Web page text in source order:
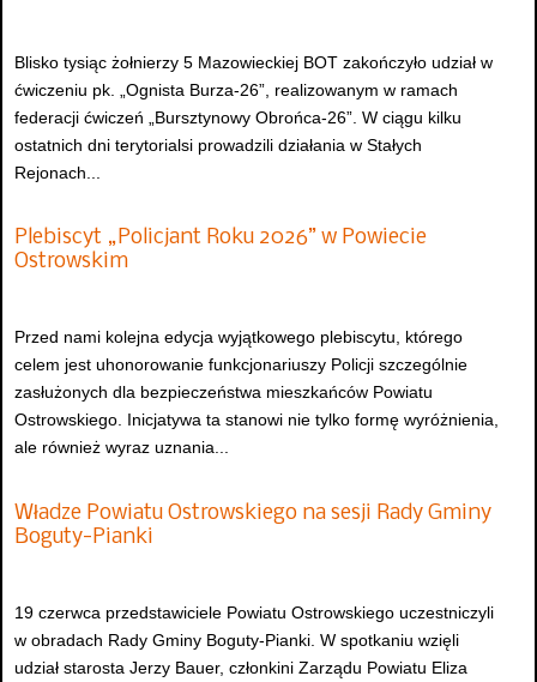
Blisko tysiąc żołnierzy 5 Mazowieckiej BOT zakończyło udział w
ćwiczeniu pk. „Ognista Burza-26”, realizowanym w ramach
federacji ćwiczeń „Bursztynowy Obrońca-26”. W ciągu kilku
ostatnich dni terytorialsi prowadzili działania w Stałych
Rejonach...
Plebiscyt „Policjant Roku 2026” w Powiecie
Ostrowskim
Przed nami kolejna edycja wyjątkowego plebiscytu, którego
celem jest uhonorowanie funkcjonariuszy Policji szczególnie
zasłużonych dla bezpieczeństwa mieszkańców Powiatu
Ostrowskiego. Inicjatywa ta stanowi nie tylko formę wyróżnienia,
ale również wyraz uznania...
Władze Powiatu Ostrowskiego na sesji Rady Gminy
Boguty-Pianki
19 czerwca przedstawiciele Powiatu Ostrowskiego uczestniczyli
w obradach Rady Gminy Boguty-Pianki. W spotkaniu wzięli
udział starosta Jerzy Bauer, członkini Zarządu Powiatu Eliza